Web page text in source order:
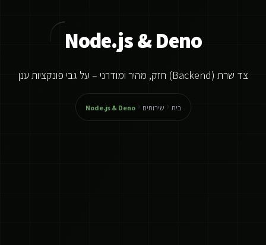
Node.js & Deno
צד שרת (Backend) חזק, מהיר ומודרני – על גבי פונקציות ענן
בית שירותים Node.js & Deno